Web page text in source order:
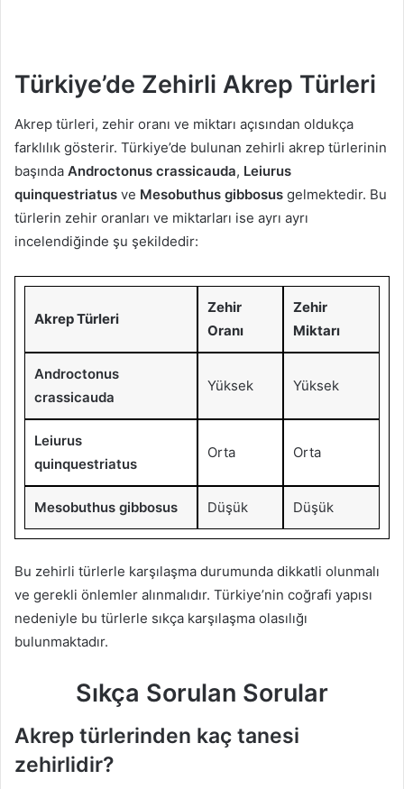
Türkiye’de Zehirli Akrep Türleri
Akrep türleri, zehir oranı ve miktarı açısından oldukça
farklılık gösterir. Türkiye’de bulunan zehirli akrep türlerinin
başında Androctonus crassicauda, Leiurus
quinquestriatus ve Mesobuthus gibbosus gelmektedir. Bu
türlerin zehir oranları ve miktarları ise ayrı ayrı
incelendiğinde şu şekildedir:
Akrep Türleri
Zehir
Oranı
Zehir
Miktarı
Androctonus
crassicauda
Yüksek Yüksek
Leiurus
quinquestriatus
Orta Orta
Mesobuthus gibbosus Düşük Düşük
Bu zehirli türlerle karşılaşma durumunda dikkatli olunmalı
ve gerekli önlemler alınmalıdır. Türkiye’nin coğrafi yapısı
nedeniyle bu türlerle sıkça karşılaşma olasılığı
bulunmaktadır.
Sıkça Sorulan Sorular
Akrep türlerinden kaç tanesi
zehirlidir?